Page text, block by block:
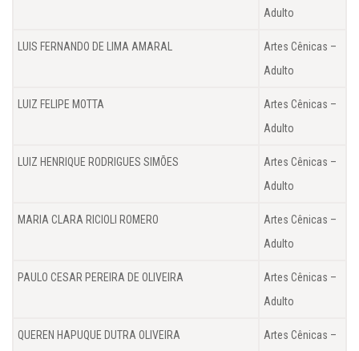
Adulto
LUIS FERNANDO DE LIMA AMARAL
Artes Cênicas –
Adulto
LUIZ FELIPE MOTTA
Artes Cênicas –
Adulto
LUIZ HENRIQUE RODRIGUES SIMÕES
Artes Cênicas –
Adulto
MARIA CLARA RICIOLI ROMERO
Artes Cênicas –
Adulto
PAULO CESAR PEREIRA DE OLIVEIRA
Artes Cênicas –
Adulto
QUEREN HAPUQUE DUTRA OLIVEIRA
Artes Cênicas –